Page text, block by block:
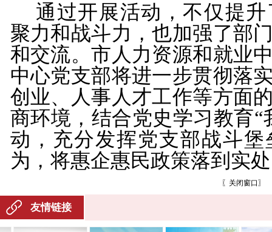
通过开展活动，不仅提
聚力和战斗力，也加强了部
和交流。市人力资源和就业
中心党支部将进一步贯彻落
创业、人事人才工作等方面
商环境，结合党史学习教育“
动，充分发挥党支部战斗
为，将惠企惠民政策落到实
〖 关闭窗口 〗
友情链接